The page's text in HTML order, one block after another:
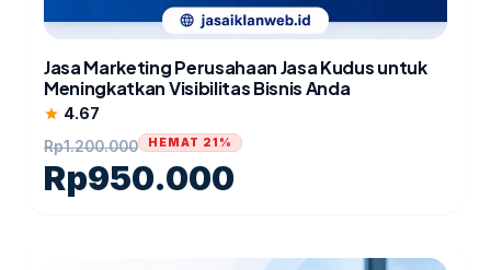
Jasa Marketing Perusahaan Jasa Kudus untuk
Meningkatkan Visibilitas Bisnis Anda
star 4.67
Rp1.200.000
Rp950.000
HEMAT 21%